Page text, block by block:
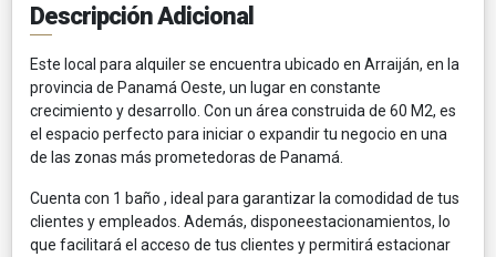
Descripción Adicional
Este local para alquiler se encuentra ubicado en Arraiján, en la
provincia de Panamá Oeste, un lugar en constante
crecimiento y desarrollo. Con un área construida de 60 M2, es
el espacio perfecto para iniciar o expandir tu negocio en una
de las zonas más prometedoras de Panamá.
Cuenta con 1 baño , ideal para garantizar la comodidad de tus
clientes y empleados. Además, disponeestacionamientos, lo
que facilitará el acceso de tus clientes y permitirá estacionar